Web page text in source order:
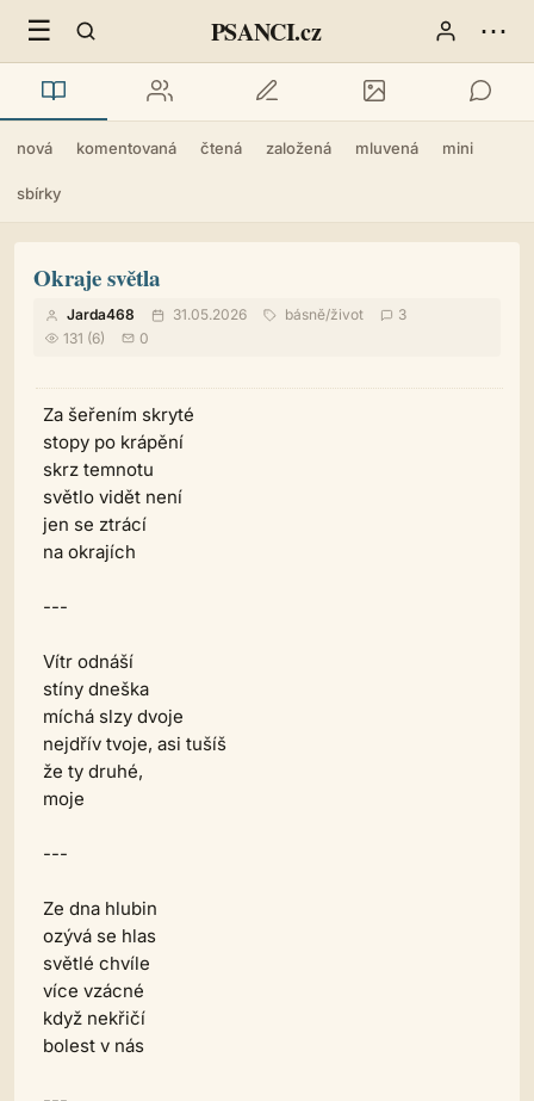
☰ PSANCI.cz ⋯
nová komentovaná čtená založená mluvená mini
sbírky
Okraje světla
Jarda468 31.05.2026 básně/život
3
131 (6)
0
Za šeřením skryté
stopy po krápění
skrz temnotu
světlo vidět není
jen se ztrácí
na okrajích
---
Vítr odnáší
stíny dneška
míchá slzy dvoje
nejdřív tvoje, asi tušíš
že ty druhé,
moje
---
Ze dna hlubin
ozývá se hlas
světlé chvíle
více vzácné
když nekřičí
bolest v nás